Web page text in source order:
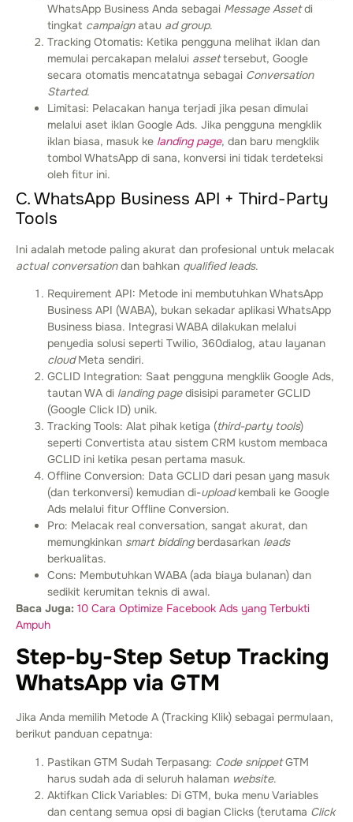
WhatsApp Business Anda sebagai Message Assetdi
tingkat campaignatau ad group.
Tracking Otomatis: Ketika pengguna melihat iklan dan
memulai percakapan melalui assettersebut, Google
secara otomatis mencatatnya sebagai Conversation
Started.
Limitasi: Pelacakan hanya terjadi jika pesan dimulai
melalui aset iklan Google Ads. Jika pengguna mengklik
iklan biasa, masuk ke landing page, dan baru mengklik
tombol WhatsApp di sana, konversi ini tidak terdeteksi
oleh fitur ini.
C. WhatsApp Business API + Third-Party
Tools
Ini adalah metode paling akurat dan profesional untuk melacak
actual conversationdan bahkan qualified leads.
Requirement API: Metode ini membutuhkan WhatsApp
Business API (WABA), bukan sekadar aplikasi WhatsApp
Business biasa. Integrasi WABA dilakukan melalui
penyedia solusi seperti Twilio, 360dialog, atau layanan
cloudMeta sendiri.
GCLID Integration: Saat pengguna mengklik Google Ads,
tautan WA di landing pagedisisipi parameter GCLID
(Google Click ID) unik.
Tracking Tools: Alat pihak ketiga (third-party tools)
seperti Convertista atau sistem CRM kustom membaca
GCLID ini ketika pesan pertama masuk.
Offline Conversion: Data GCLID dari pesan yang masuk
(dan terkonversi) kemudian di-uploadkembali ke Google
Ads melalui fitur Offline Conversion.
Pro: Melacak real conversation, sangat akurat, dan
memungkinkan smart biddingberdasarkan leads
berkualitas.
Cons: Membutuhkan WABA (ada biaya bulanan) dan
sedikit kerumitan teknis di awal.
Baca Juga: 10 Cara Optimize Facebook Ads yang Terbukti
Ampuh
Step-by-Step Setup Tracking
WhatsApp via GTM
Jika Anda memilih Metode A (Tracking Klik) sebagai permulaan,
berikut panduan cepatnya:
Pastikan GTM Sudah Terpasang: Code snippetGTM
harus sudah ada di seluruh halaman website.
Aktifkan Click Variables: Di GTM, buka menu Variables
dan centang semua opsi di bagian Clicks (terutama Click